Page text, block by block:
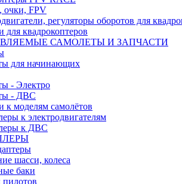
очки, FPV
регуляторы оборотов для
для квадрокоптеров
САМОЛЕТЫ И ЗАПЧАСТИ
для начинающих
- Электро
- ДВС
к моделям самолётов
к электродвигателям
к ДВС
шасси, колеса
баки